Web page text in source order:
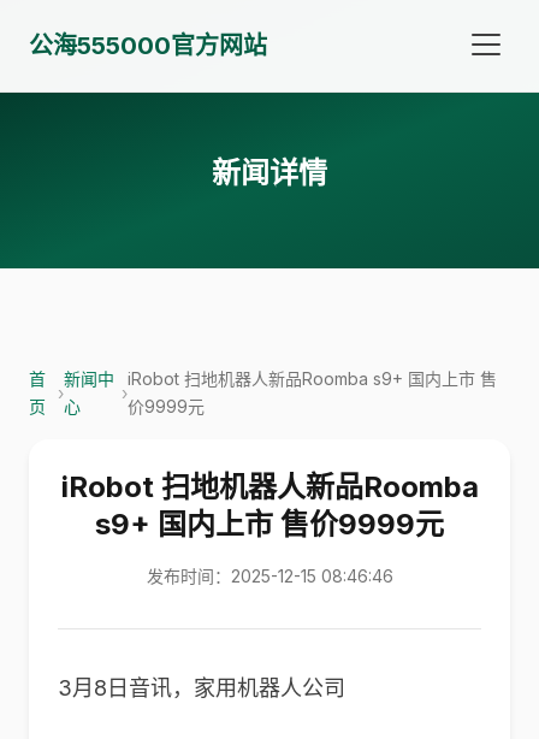
公海555000官方网站
新闻详情
首
页
›
新闻中
心
›
iRobot 扫地机器人新品Roomba s9+ 国内上市 售
价9999元
iRobot 扫地机器人新品Roomba
s9+ 国内上市 售价9999元
发布时间：2025-12-15 08:46:46
3月8日音讯，家用机器人公司